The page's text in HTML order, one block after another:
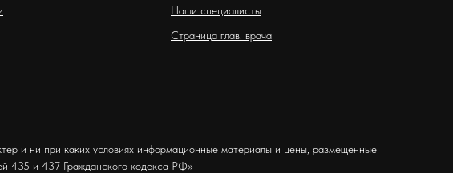
Наши специалисты
Страница глав. врача
и ни при каких условиях информационные материалы и цены, размещенные
435 и 437 Гражданского кодекса РФ»